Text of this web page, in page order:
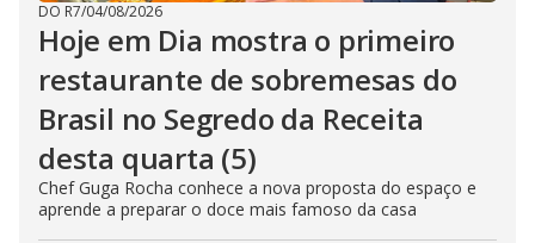
DO R7/04/08/2026
Hoje em Dia mostra o primeiro
restaurante de sobremesas do
Brasil no Segredo da Receita
desta quarta (5)
Chef Guga Rocha conhece a nova proposta do espaço e
aprende a preparar o doce mais famoso da casa